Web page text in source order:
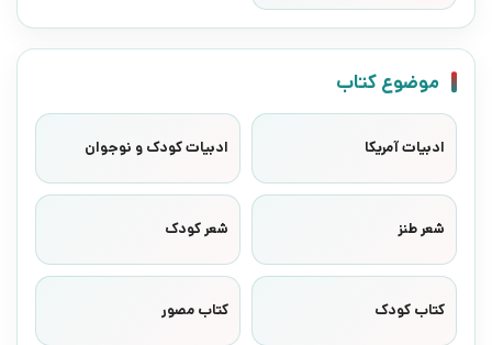
موضوع کتاب
ادبیات آمریکا ادبیات کودک و نوجوان
شعر طنز شعر کودک
کتاب کودک کتاب مصور